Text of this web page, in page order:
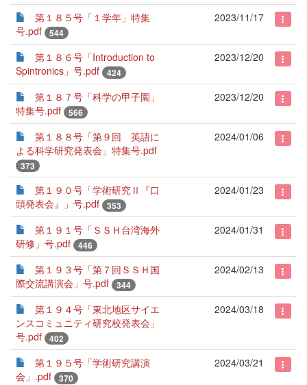
第１８５号「１学年」特集
号.pdf
544
2023/11/17
第１８６号「Introduction to
Spintronics」号.pdf
424
2023/12/20
第１８７号「科学の甲子園」
特集号.pdf
566
2023/12/20
第１８８号「第９回 英語に
よる科学研究発表会」特集号.pdf
373
2024/01/06
第１９０号「学術研究Ⅱ『口
頭発表会』」号.pdf
353
2024/01/23
第１９１号「ＳＳＨ台湾海外
研修」号.pdf
446
2024/01/31
第１９３号「第７回ＳＳＨ国
際交流講演会」号.pdf
344
2024/02/13
第１９４号「東北地区サイエ
ンスコミュニティ研究校発表会」
号.pdf
402
2024/03/18
第１９５号「学術研究講演
会」.pdf
370
2024/03/21